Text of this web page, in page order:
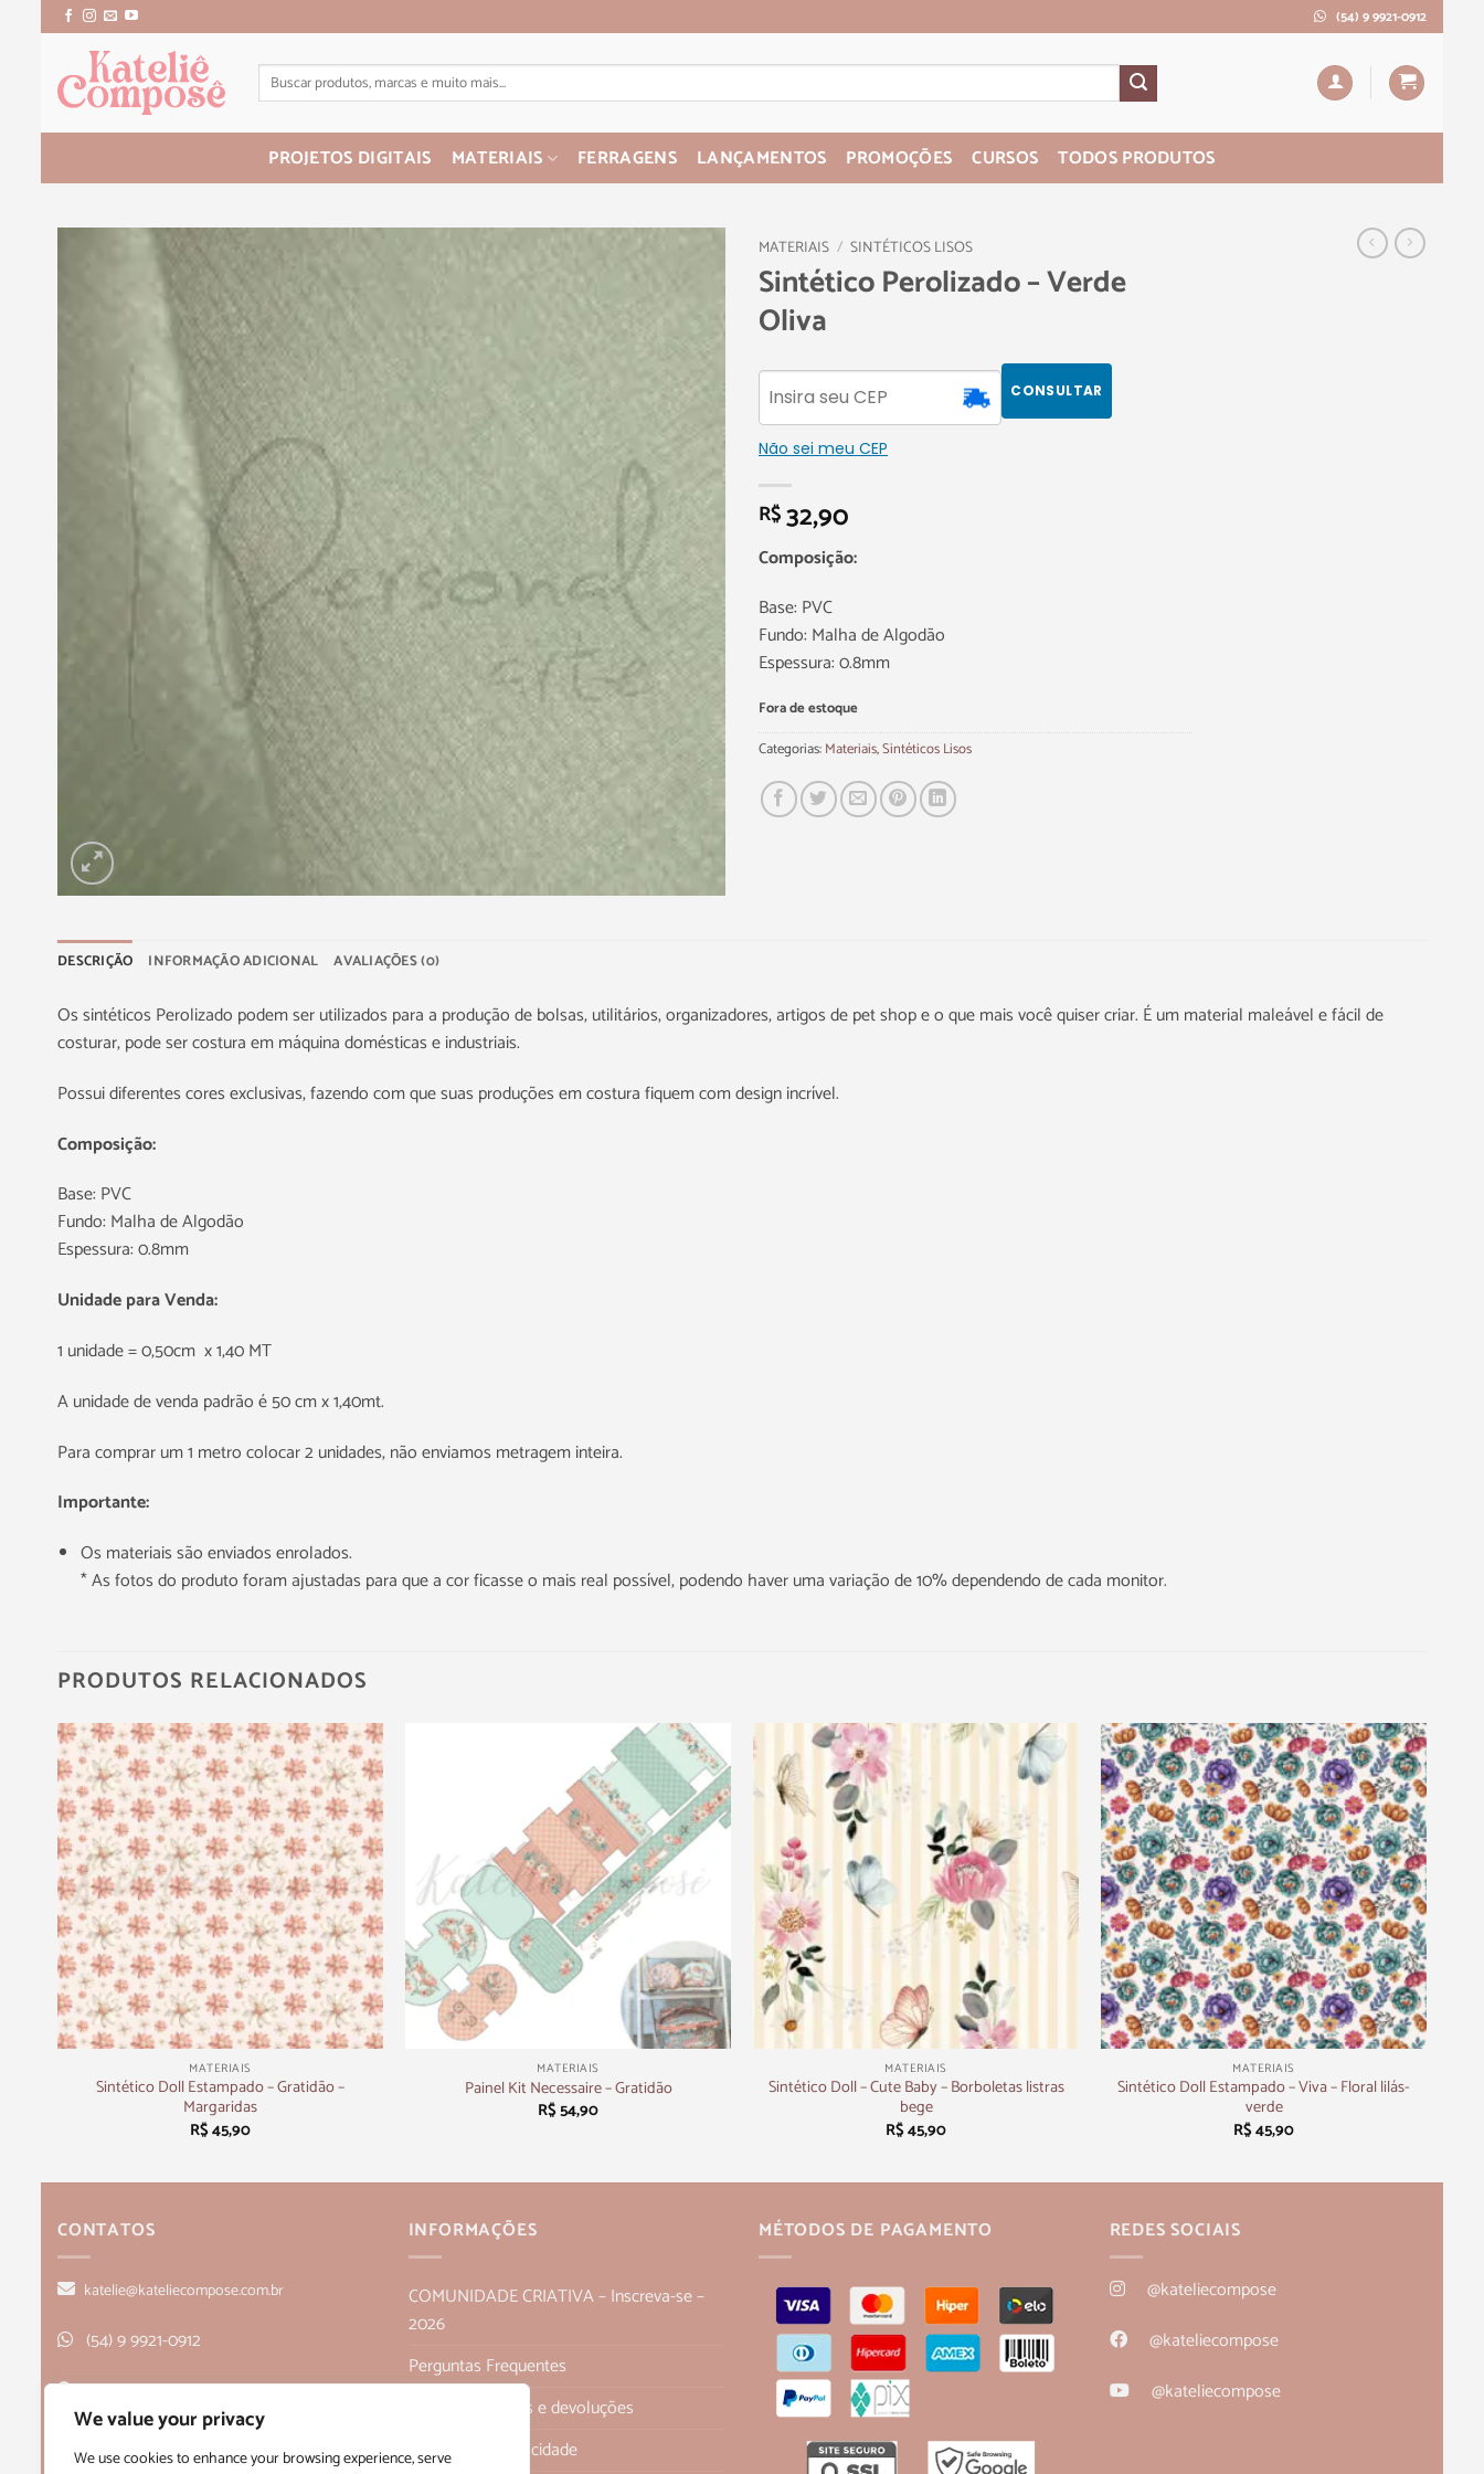
We value your privacy
We use cookies to enhance your browsing experience, serve
(54) 9 9921-0912
PROJETOS DIGITAIS MATERIAIS FERRAGENS LANÇAMENTOS PROMOÇÕES CURSOS TODOS PRODUTOS
MATERIAIS / SINTÉTICOS LISOS
Sintético Perolizado – Verde
Oliva
CONSULTAR
Não sei meu CEP
R$32,90
Composição:
Base: PVC
Fundo: Malha de Algodão
Espessura: 0.8mm
Fora de estoque
Categorias:Materiais,Sintéticos Lisos
DESCRIÇÃO INFORMAÇÃO ADICIONAL AVALIAÇÕES (0)
Os sintéticos Perolizado podem ser utilizados para a produção de bolsas, utilitários, organizadores, artigos de pet shop e o que mais você quiser criar. É um material maleável e fácil de
costurar, pode ser costura em máquina domésticas e industriais.
Possui diferentes cores exclusivas, fazendo com que suas produções em costura fiquem com design incrível.
Composição:
Base: PVC
Fundo: Malha de Algodão
Espessura: 0.8mm
Unidade para Venda:
1 unidade = 0,50cm x 1,40 MT
A unidade de venda padrão é 50 cm x 1,40mt.
Para comprar um 1 metro colocar 2 unidades, não enviamos metragem inteira.
Importante:
Os materiais são enviados enrolados.
* As fotos do produto foram ajustadas para que a cor ficasse o mais real possível, podendo haver uma variação de 10% dependendo de cada monitor.
PRODUTOS RELACIONADOS
+
MATERIAIS
Sintético Doll Estampado – Gratidão –
Margaridas
R$45,90
MATERIAIS
Painel Kit Necessaire – Gratidão
R$54,90
+
MATERIAIS
Sintético Doll – Cute Baby – Borboletas listras
bege
R$45,90
+
MATERIAIS
Sintético Doll Estampado – Viva – Floral lilás-
verde
R$45,90
CONTATOS
katelie@kateliecompose.com.br
(54) 9 9921-0912
Rua Alagoas, 166, sala 1, Bairro Humaitá
- Bento Gonçalves, RS CEP 95705-026
INFORMAÇÕES
COMUNIDADE CRIATIVA – Inscreva-se –
2026
Perguntas Frequentes
Política de trocas e devoluções
Políticas de Privacidade
MÉTODOS DE PAGAMENTO REDES SOCIAIS
@kateliecompose
@kateliecompose
@kateliecompose